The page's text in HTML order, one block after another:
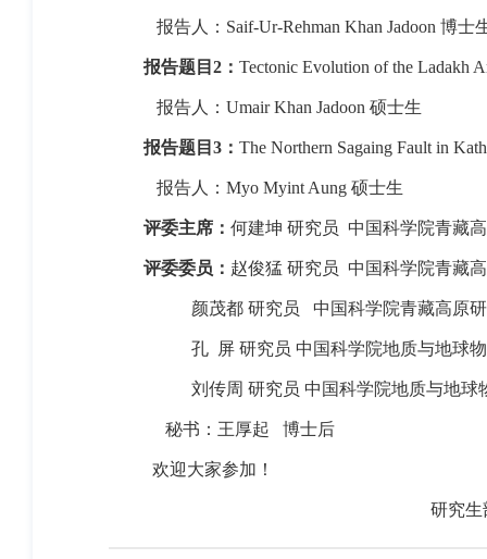
报告人： Saif-Ur-Rehman Khan Jadoon 博士
报告题目 2 ： Tectonic Evolution of the Ladakh
报告人： Umair Khan Jadoon 硕士生
报告题目 3 ： The Northern Sagaing Fault in
报告人： Myo Myint Aung 硕士生
评委主席： 何建坤 研究员 中国科学院青藏
评委委员： 赵俊猛 研究员 中国科学院青藏
颜茂都 研究员 中国科学院青藏高原
孔 屏 研究员 中国科学院地质与地球
刘传周 研究员 中国科学院地质与地球
秘书：王厚起 博士后
欢迎大家参加！
研究生